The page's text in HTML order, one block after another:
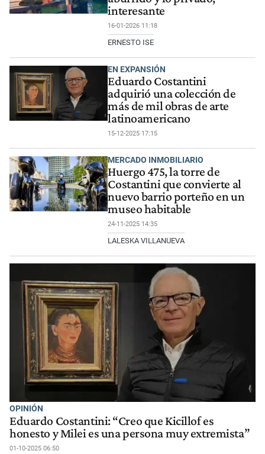
interesante
16-01-2026 11:18
ERNESTO ISE
EN EXPANSIÓN
Eduardo Costantini
adquirió una colección de
más de mil obras de arte
latinoamericano
15-12-2025 17:15
MERCADO INMOBILIARIO
Huergo 475, la torre de
Costantini que convierte al
nuevo barrio porteño en un
museo habitable
24-11-2025 14:35
LALESKA VILLANUEVA
OPINIÓN
Eduardo Costantini: “Creo que Kicillof es
honesto y Milei es una persona muy extremista”
01-10-2025 06:50